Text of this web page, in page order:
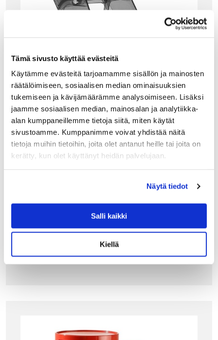
Tämä sivusto käyttää evästeitä
Käytämme evästeitä tarjoamamme sisällön ja mainosten
räätälöimiseen, sosiaalisen median ominaisuuksien
tukemiseen ja kävijämäärämme analysoimiseen. Lisäksi
jaamme sosiaalisen median, mainosalan ja analytiikka-
alan kumppaneillemme tietoja siitä, miten käytät
sivustoamme. Kumppanimme voivat yhdistää näitä
tietoja muihin tietoihin, joita olet antanut heille tai joita on
kerätty, kun olet käyttänyt heidän palvelujaan.
Näytä tiedot
Salli kaikki
Kiellä
Kartellin kokoontaitettavat Upper -tikkaat ovat
tyylikäs istuin. Tikkaat voi myös helposti taittaa kasaan.
434.00€